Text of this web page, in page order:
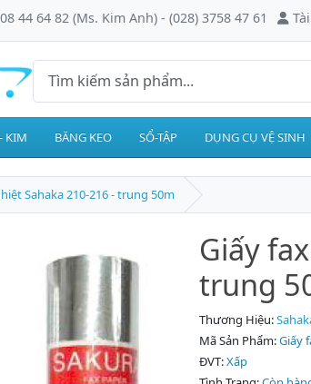
44 64 82 (Ms. Kim Anh) - (028) 3758 47 61
KIM BĂNG KEO SỔ-TẬP DỤNG CỤ VỆ SINH
Sahaka 210-216 - trung 50m
Giấy
trung
Thương Hiệu:
Mã Sản Phẩm:Giấy
ĐVT:Xấp